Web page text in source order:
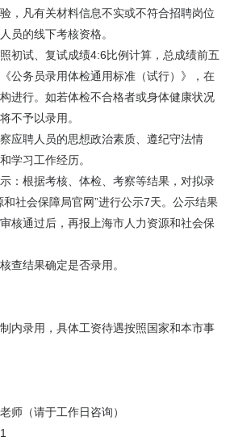
，凡有关材料信息不实或不符合招聘岗位
员的线下考核资格。
试、复试成绩4:6比例计算，总成绩前五
公务员录用体检通用标准（试行）》，在
进行。如若体检不合格者或身体健康状况
不予以录用。
聘人员的思想政治素质、遵纪守法情
学习工作经历。
根据考核、体检、考察等结果，对拟录
和社会保障局官网”进行公示7天。公示结果
核通过后，再报上海市人力资源和社会保
结果确定是否录用。
录用，具体工资待遇按照国家和本市事
（请于工作日咨询）